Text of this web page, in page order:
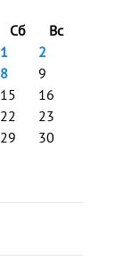
Сб
Вс
1
2
8
9
15
16
22
23
29
30